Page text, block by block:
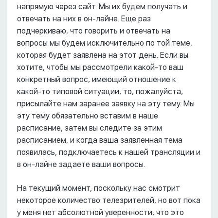
напрямую через сайт. Мы их будем получать и
отвечать на них в он-лайне. Еще раз
подчеркиваю, что говорить и отвечать на
вопросы мы будем исключительно по той теме,
которая будет заявлена на этот день. Если вы
хотите, чтобы мы рассмотрели какой-то ваш
конкретный вопрос, имеющий отношение к
какой-то типовой ситуации, то, пожалуйста,
присылайте нам заранее заявку на эту тему. Мы
эту тему обязательно вставим в наше
расписание, затем вы следите за этим
расписанием, и когда ваша заявленная тема
появилась, подключаетесь к нашей трансляции и
в он-лайне задаете ваши вопросы.
На текущий момент, поскольку нас смотрит
некоторое количество телезрителей, но вот пока
у меня нет абсолютной уверенности, что это